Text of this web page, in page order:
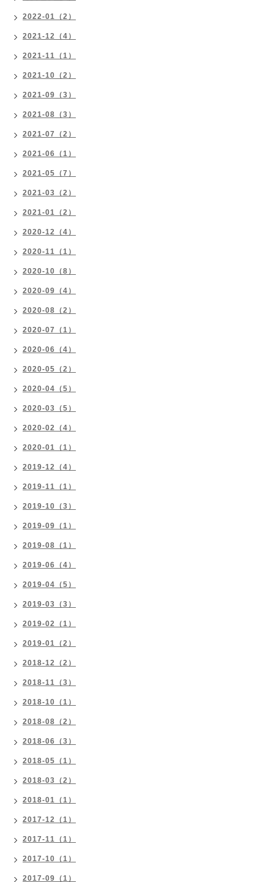
2022-01（2）
2021-12（4）
2021-11（1）
2021-10（2）
2021-09（3）
2021-08（3）
2021-07（2）
2021-06（1）
2021-05（7）
2021-03（2）
2021-01（2）
2020-12（4）
2020-11（1）
2020-10（8）
2020-09（4）
2020-08（2）
2020-07（1）
2020-06（4）
2020-05（2）
2020-04（5）
2020-03（5）
2020-02（4）
2020-01（1）
2019-12（4）
2019-11（1）
2019-10（3）
2019-09（1）
2019-08（1）
2019-06（4）
2019-04（5）
2019-03（3）
2019-02（1）
2019-01（2）
2018-12（2）
2018-11（3）
2018-10（1）
2018-08（2）
2018-06（3）
2018-05（1）
2018-03（2）
2018-01（1）
2017-12（1）
2017-11（1）
2017-10（1）
2017-09（1）